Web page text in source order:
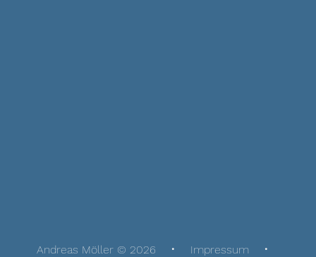
Andreas Möller © 2026 Impressum